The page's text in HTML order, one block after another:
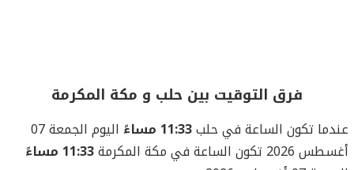
فرق التوقيت بين حلب و مكة المكرمة
عندما تكون الساعة في حلب11:33 مساءً
اليوم الجمعة 07
أغسطس 2026 تكون الساعة في مكة المكرمة
11:33 مساءً